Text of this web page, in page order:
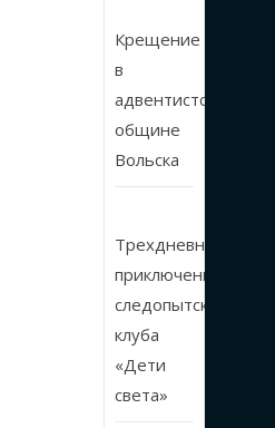
Крещение
в
адвентистской
общине
Вольска
Трехдневные
приключения
следопытского
клуба
«Дети
света»